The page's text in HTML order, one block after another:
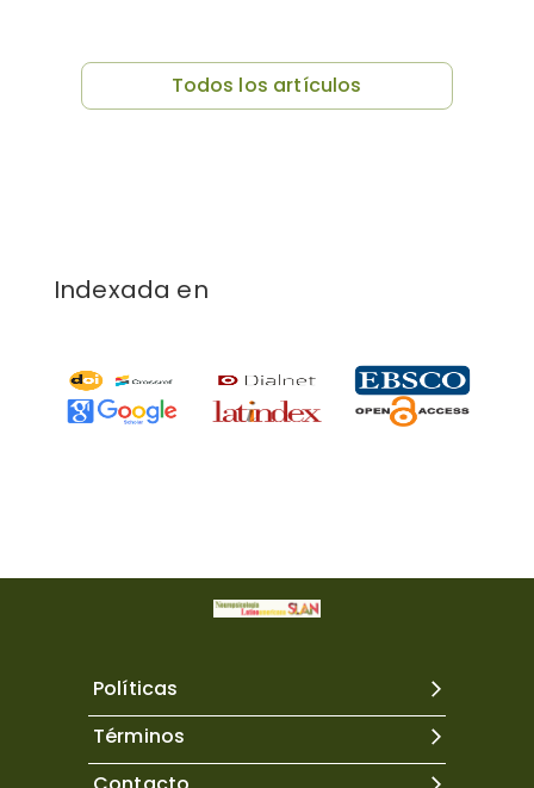
Todos los artículos
Indexada en
Políticas
Términos